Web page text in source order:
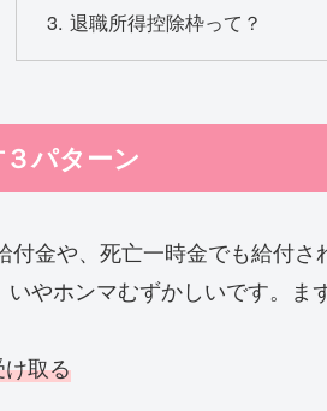
退職所得控除枠って？
パターン
付金や、死亡一時金でも給付
やホンマむずかしいです。ま
取る